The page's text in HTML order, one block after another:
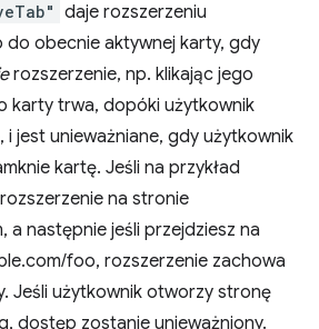
daje rozszerzeniu
obecnie aktywnej karty, gdy
rozszerzenie, np. klikając jego
karty trwa, dopóki użytkownik
jest unieważniane, gdy użytkownik
kartę. Jeśli na przykład
na stronie
a następnie jeśli przejdziesz na
foo, rozszerzenie zachowa
Jeśli użytkownik otworzy stronę
dostęp zostanie unieważniony.